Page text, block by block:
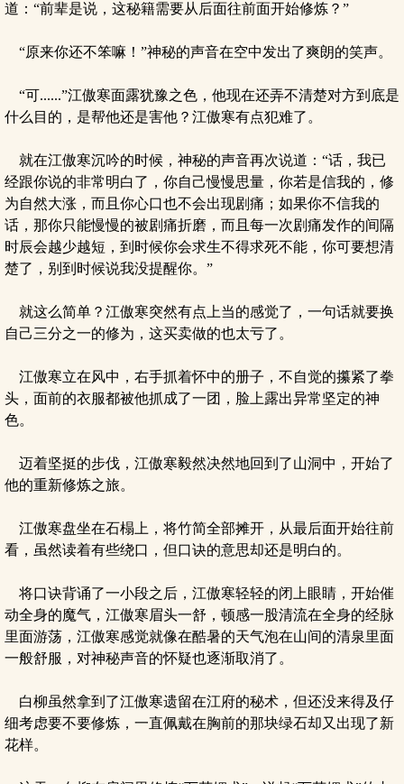
道：“前辈是说，这秘籍需要从后面往前面开始修炼？”
“原来你还不笨嘛！”神秘的声音在空中发出了爽朗的笑声。
“可......”江傲寒面露犹豫之色，他现在还弄不清楚对方到底是
什么目的，是帮他还是害他？江傲寒有点犯难了。
就在江傲寒沉吟的时候，神秘的声音再次说道：“话，我已
经跟你说的非常明白了，你自己慢慢思量，你若是信我的，修
为自然大涨，而且你心口也不会出现剧痛；如果你不信我的
话，那你只能慢慢的被剧痛折磨，而且每一次剧痛发作的间隔
时辰会越少越短，到时候你会求生不得求死不能，你可要想清
楚了，别到时候说我没提醒你。”
就这么简单？江傲寒突然有点上当的感觉了，一句话就要换
自己三分之一的修为，这买卖做的也太亏了。
江傲寒立在风中，右手抓着怀中的册子，不自觉的攥紧了拳
头，面前的衣服都被他抓成了一团，脸上露出异常坚定的神
色。
迈着坚挺的步伐，江傲寒毅然决然地回到了山洞中，开始了
他的重新修炼之旅。
江傲寒盘坐在石榻上，将竹简全部摊开，从最后面开始往前
看，虽然读着有些绕口，但口诀的意思却还是明白的。
将口诀背诵了一小段之后，江傲寒轻轻的闭上眼睛，开始催
动全身的魔气，江傲寒眉头一舒，顿感一股清流在全身的经脉
里面游荡，江傲寒感觉就像在酷暑的天气泡在山间的清泉里面
一般舒服，对神秘声音的怀疑也逐渐取消了。
白柳虽然拿到了江傲寒遗留在江府的秘术，但还没来得及仔
细考虑要不要修炼，一直佩戴在胸前的那块绿石却又出现了新
花样。